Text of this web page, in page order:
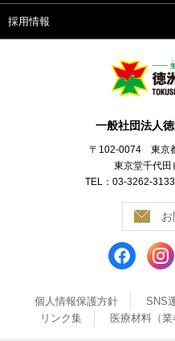
採用情報
一般社団法人
〒102-0074 東京
東京堂千代田
TEL：03-3262-
個人情報保護方針 SNS
リンク集
医療材料（業